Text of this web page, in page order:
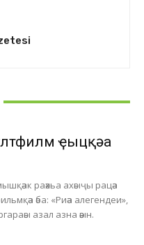
ҿыцқәа
раәхьа ахәыҷы рацәа
әба: «Риәа алегендеи»,
азал азна әәын.